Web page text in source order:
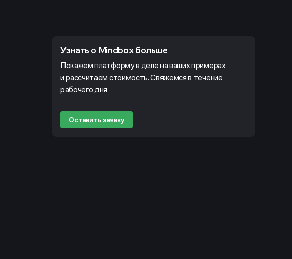
Узнать о Mindbox больше
Покажем платформу в деле на ваших примерах
и рассчитаем стоимость. Свяжемся в течение
рабочего дня
Оставить заявку